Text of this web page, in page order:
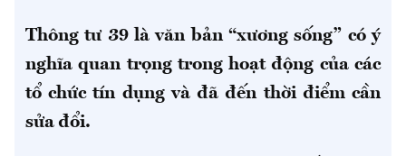
Thông tư 39 là văn bản “xương sống” có ý
nghĩa quan trọng trong hoạt động của các
tổ chức tín dụng và đã đến thời điểm cần
sửa đổi.